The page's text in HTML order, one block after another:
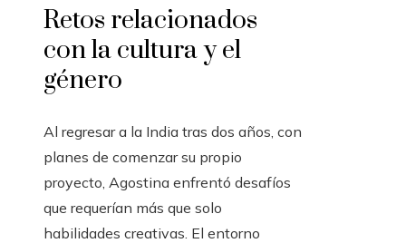
Retos relacionados
con la cultura y el
género
Al regresar a la India tras dos años, con
planes de comenzar su propio
proyecto, Agostina enfrentó desafíos
que requerían más que solo
habilidades creativas. El entorno